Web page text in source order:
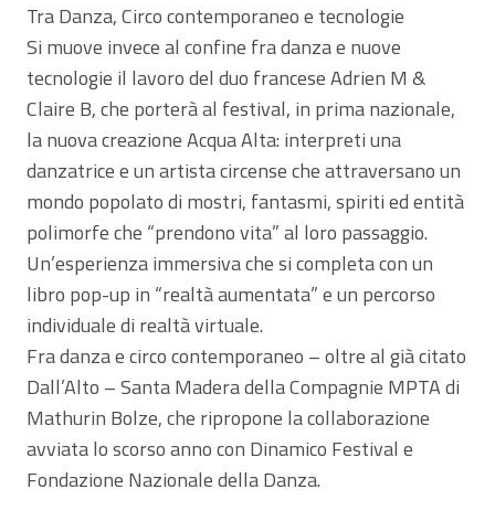
Tra Danza, Circo contemporaneo e tecnologie
Si muove invece al confine fra danza e nuove
tecnologie il lavoro del duo francese Adrien M &
Claire B, che porterà al festival, in prima nazionale,
la nuova creazione Acqua Alta: interpreti una
danzatrice e un artista circense che attraversano un
mondo popolato di mostri, fantasmi, spiriti ed entità
polimorfe che “prendono vita” al loro passaggio.
Un’esperienza immersiva che si completa con un
libro pop-up in “realtà aumentata” e un percorso
individuale di realtà virtuale.
Fra danza e circo contemporaneo – oltre al già citato
Dall’Alto – Santa Madera della Compagnie MPTA di
Mathurin Bolze, che ripropone la collaborazione
avviata lo scorso anno con Dinamico Festival e
Fondazione Nazionale della Danza.